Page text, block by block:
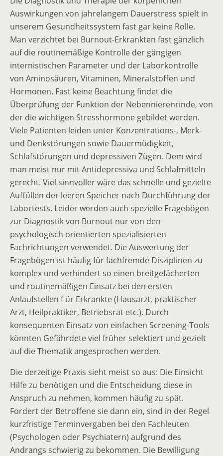
Auswirkungen von jahrelangem Dauerstress spielt in
unserem Gesundheitssystem fast gar keine Rolle.
Man verzichtet bei Burnout-Erkrankten fast gänzlich
auf die routinemäßige Kontrolle der gängigen
internistischen Parameter und der Laborkontrolle
von Aminosäuren, Vitaminen, Mineralstoffen und
Hormonen. Fast keine Beachtung findet die
Überprüfung der Funktion der Nebennierenrinde, von
der die wichtigen Stresshormone gebildet werden.
Viele Patienten leiden unter Konzentrations-, Merk-
und Denkstörungen sowie Dauermüdigkeit,
Schlafstörungen und depressiven Zügen. Dem wird
man meist nur mit Antidepressiva und Schlafmitteln
gerecht. Viel sinnvoller wäre das schnelle und gezielte
Auffüllen der leeren Speicher nach Durchführung der
Labortests. Leider werden auch spezielle Fragebögen
zur Diagnostik von Burnout nur von den
psychologisch orientierten spezialisierten
Fachrichtungen verwendet. Die Auswertung der
Fragebögen ist häufig für fachfremde Disziplinen zu
komplex und verhindert so einen breitgefächerten
und routinemäßigen Einsatz bei den ersten
Anlaufstellen f ür Erkrankte (Hausarzt, praktischer
Arzt, Heilpraktiker, Betriebsrat etc.). Durch
konsequenten Einsatz von einfachen Screening-Tools
könnten Gefährdete viel früher selektiert und gezielt
auf die Thematik angesprochen werden.
Die derzeitige Praxis sieht meist so aus: Die Einsicht
Hilfe zu benötigen und die Entscheidung diese in
Anspruch zu nehmen, kommen häufig zu spät.
Fordert der Betroffene sie dann ein, sind in der Regel
kurzfristige Terminvergaben bei den Fachleuten
(Psychologen oder Psychiatern) aufgrund des
Andrangs schwierig zu bekommen. Die Bewilligung